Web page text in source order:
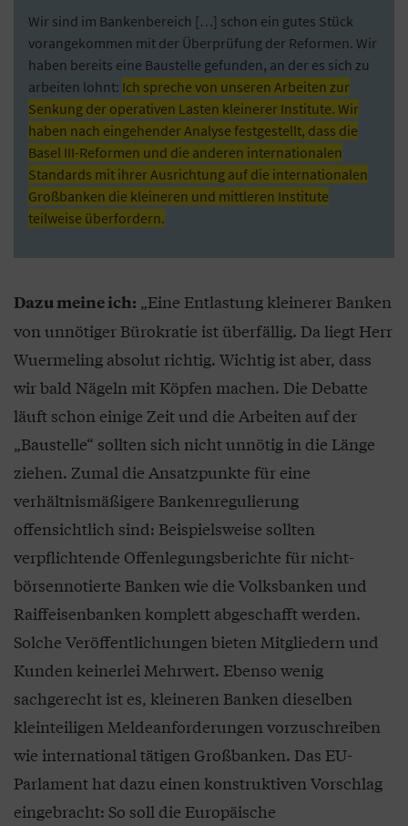
Wir sind im Bankenbereich […] schon ein gutes Stück
vorangekommen mit der Überprüfung der Reformen. Wir
haben bereits eine Baustelle gefunden, an der es sich zu
arbeiten lohnt: Ich spreche von unseren Arbeiten zur
Senkung der operativen Lasten kleinerer Institute. Wir
haben nach eingehender Analyse festgestellt, dass die
Basel III-Reformen und die anderen internationalen
Standards mit ihrer Ausrichtung auf die internationalen
Großbanken die kleineren und mittleren Institute
teilweise überfordern.
Dazu meine ich: „Eine Entlastung kleinerer Banken
von unnötiger Bürokratie ist überfällig. Da liegt Herr
Wuermeling absolut richtig. Wichtig ist aber, dass
wir bald Nägeln mit Köpfen machen. Die Debatte
läuft schon einige Zeit und die Arbeiten auf der
„Baustelle“ sollten sich nicht unnötig in die Länge
ziehen. Zumal die Ansatzpunkte für eine
verhältnismäßigere Bankenregulierung
offensichtlich sind: Beispielsweise sollten
verpflichtende Offenlegungsberichte für nicht-
börsennotierte Banken wie die Volksbanken und
Raiffeisenbanken komplett abgeschafft werden.
Solche Veröffentlichungen bieten Mitgliedern und
Kunden keinerlei Mehrwert. Ebenso wenig
sachgerecht ist es, kleineren Banken dieselben
kleinteiligen Meldeanforderungen vorzuschreiben
wie international tätigen Großbanken. Das EU-
Parlament hat dazu einen konstruktiven Vorschlag
eingebracht: So soll die Europäische